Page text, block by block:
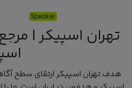
تهران اسپیکر |
هدف تهران اسپیکر ارتقای سطح